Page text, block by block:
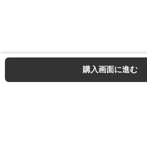
購入画面に進む